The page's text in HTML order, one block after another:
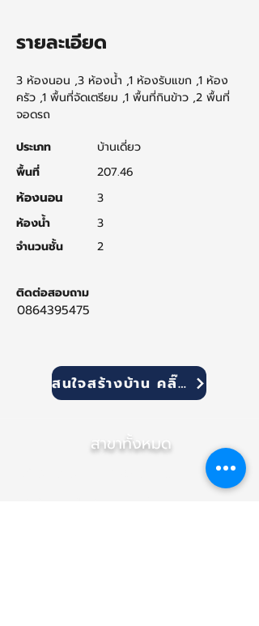
รายละเอียด
3 ห้องนอน ,3 ห้องน้ำ ,1 ห้องรับแขก ,1 ห้อง
ครัว ,1 พื้นที่จัดเตรียม ,1 พื้นที่กินข้าว ,2 พื้นที่
จอดรถ
ประเภท
บ้านเดี่ยว
พื้นที่
207.46
ห้องนอน
3
ห้องน้ำ
จำนวนชั้น
3
2
ติดต่อสอบถาม
0864395475
สนใจสร้างบ้าน คลิ๊ก!
สาขาทั้งหมด